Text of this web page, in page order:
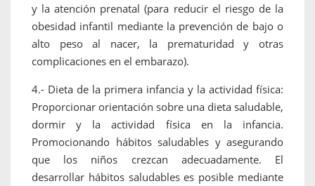
y la atención prenatal (para reducir el riesgo de la
obesidad infantil mediante la prevención de bajo o
alto peso al nacer, la prematuridad y otras
complicaciones en el embarazo).
4.- Dieta de la primera infancia y la actividad física:
Proporcionar orientación sobre una dieta saludable,
dormir y la actividad física en la infancia.
Promocionando hábitos saludables y asegurando
que los niños crezcan adecuadamente. El
desarrollar hábitos saludables es posible mediante